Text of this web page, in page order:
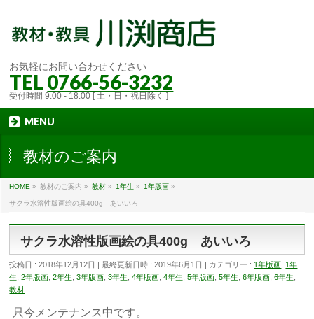
お気軽にお問い合わせください
TEL0766-56-3232
受付時間 9:00 - 18:00 [ 土・日・祝日除く ]
MENU
教材のご案内
HOME » 教材のご案内 » 教材 » 1年生 » 1年版画 »
サクラ水溶性版画絵の具400g あいいろ
サクラ水溶性版画絵の具400g あいいろ
投稿日 : 2018年12月12日 最終更新日時 : 2019年6月1日 カテゴリー : 1年版画 1年
生 ,2年版画 ,2年生 ,3年版画 ,3年生 ,4年版画 ,4年生 ,5年版画 ,5年生 ,6年版画 ,6年生
教材
只今メンテナンス中です。